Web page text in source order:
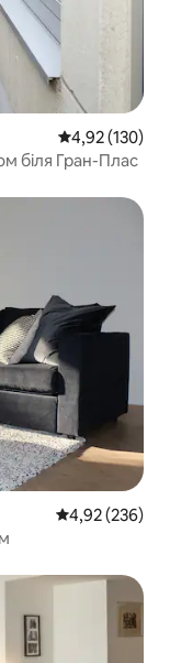
Середня
4,92 (130)
біля Гран-Плас
Середня
4,92 (236)